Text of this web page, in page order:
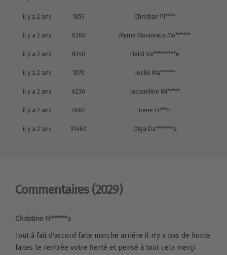
il y a 2 ans 1853 Christian Pl****
il y a 2 ans 6200 Myrna Mourmaux Mo******
il y a 2 ans 8340 Heidi Va*********e
il y a 2 ans 1070 Joëlle Ma******
il y a 2 ans 6230 Jacqueline Wi*****
il y a 2 ans 4682 Irene Fr***n
il y a 2 ans 91460 Olga Da*******a
Commentaires (2029)
Christine Fr*****s
Tout à fait d'accord faite marche arrière il n'y a pas de honte
faites le rentrée votre fierté et pensé à tout cela merçi